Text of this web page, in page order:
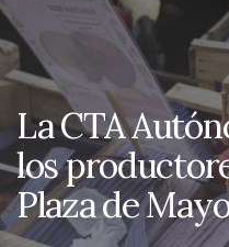
La CTA
los
Plaza de